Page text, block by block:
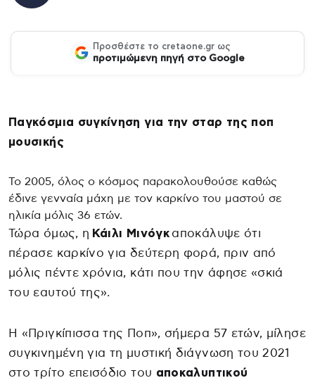
Προσθέστε το cretaone.gr ως
προτιμώμενη πηγή στο Google
Παγκόσμια συγκίνηση για την σταρ της ποπ
μουσικής
Το 2005, όλος ο κόσμος παρακολουθούσε καθώς
έδινε γενναία μάχη με τον καρκίνο του μαστού σε
ηλικία μόλις 36 ετών.
Τώρα όμως, η Κάιλι Μινόγκ αποκάλυψε ότι
πέρασε καρκίνο για δεύτερη φορά, πριν από
μόλις πέντε χρόνια, κάτι που την άφησε «σκιά
του εαυτού της».
Η «Πριγκίπισσα της Ποπ», σήμερα 57 ετών, μίλησε
συγκινημένη για τη μυστική διάγνωση του 2021
στο τρίτο επεισόδιο του αποκαλυπτικού